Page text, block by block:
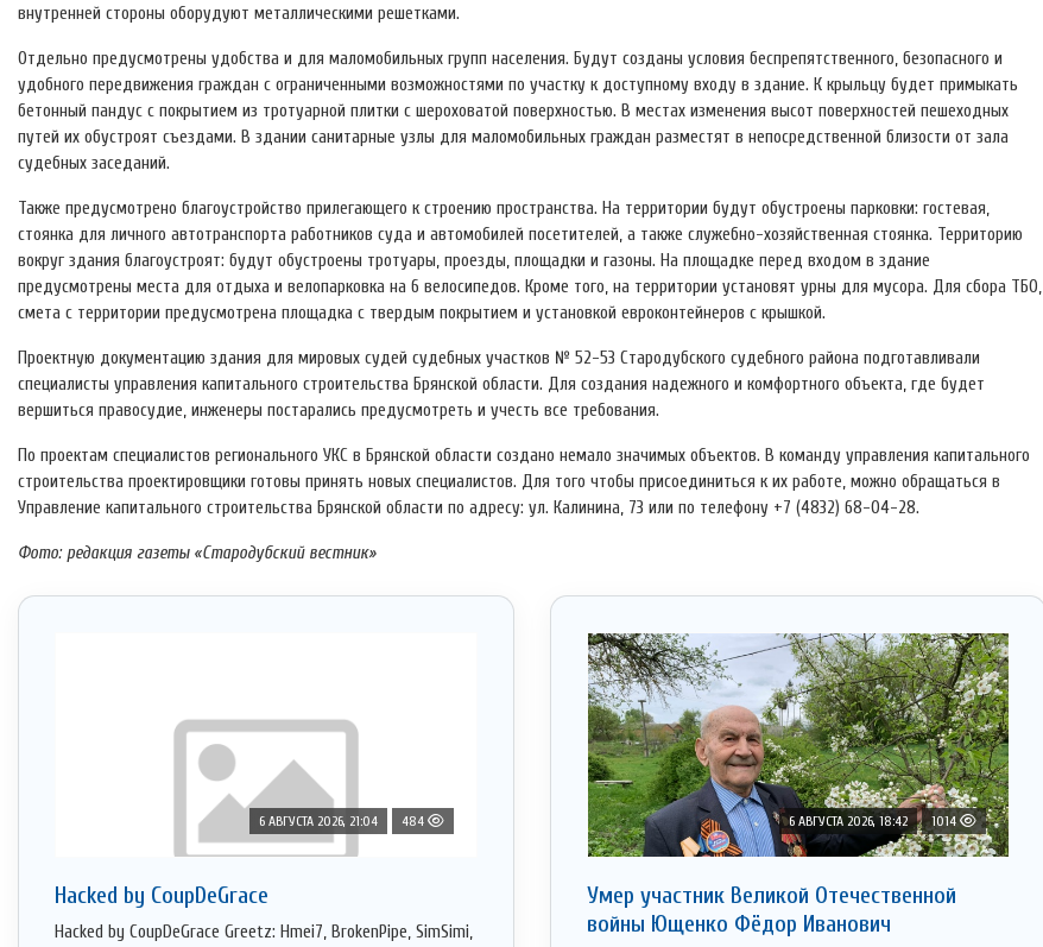
внутренней стороны оборудуют металлическими решетками.
Отдельно предусмотрены удобства и для маломобильных групп населения. Будут созданы условия беспрепятственного, безопасного и
удобного передвижения граждан с ограниченными возможностями по участку к доступному входу в здание. К крыльцу будет примыкать
бетонный пандус с покрытием из тротуарной плитки с шероховатой поверхностью. В местах изменения высот поверхностей пешеходных
путей их обустроят съездами. В здании санитарные узлы для маломобильных граждан разместят в непосредственной близости от зала
судебных заседаний.
Также предусмотрено благоустройство прилегающего к строению пространства. На территории будут обустроены парковки: гостевая,
стоянка для личного автотранспорта работников суда и автомобилей посетителей, а также служебно-хозяйственная стоянка. Территорию
вокруг здания благоустроят: будут обустроены тротуары, проезды, площадки и газоны. На площадке перед входом в здание
предусмотрены места для отдыха и велопарковка на 6 велосипедов. Кроме того, на территории установят урны для мусора. Для сбора ТБО,
смета с территории предусмотрена площадка с твердым покрытием и установкой евроконтейнеров с крышкой.
Проектную документацию здания для мировых судей судебных участков № 52-53 Стародубского судебного района подготавливали
специалисты управления капитального строительства Брянской области. Для создания надежного и комфортного объекта, где будет
вершиться правосудие, инженеры постарались предусмотреть и учесть все требования.
По проектам специалистов регионального УКС в Брянской области создано немало значимых объектов. В команду управления капитального
строительства проектировщики готовы принять новых специалистов. Для того чтобы присоединиться к их работе, можно обращаться в
Управление капитального строительства Брянской области по адресу: ул. Калинина, 73 или по телефону +7 (4832) 68-04-28.
Фото: редакция газеты «Стародубский вестник»
6 АВГУСТА 2026, 21:04 484
Hacked by CoupDeGrace
Hacked by CoupDeGrace Greetz: Hmei7, BrokenPipe, SimSimi,
6 АВГУСТА 2026, 18:42 1014
Умер участник Великой Отечественной
войны Ющенко Фёдор Иванович